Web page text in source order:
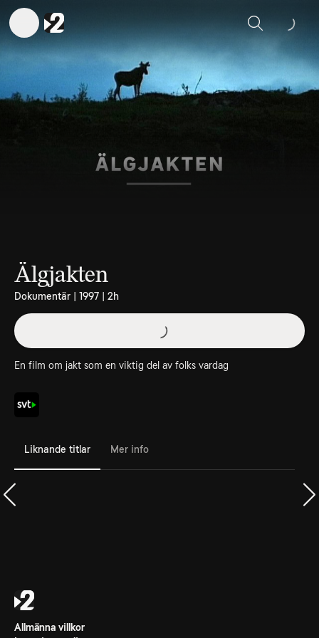
Sök
Älgjakten
Dokumentär | 1997 | 2h
En film om jakt som en viktig del av folks vardag
Liknande titlar Mer info
Allmänna villkor